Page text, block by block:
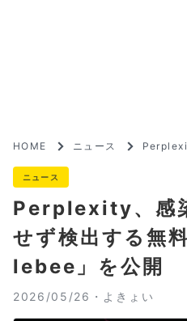
HOME ニュース
ニュース
Perplexity、感
せず検出する無
lebee」を公開
2026/05/26・ よきょい